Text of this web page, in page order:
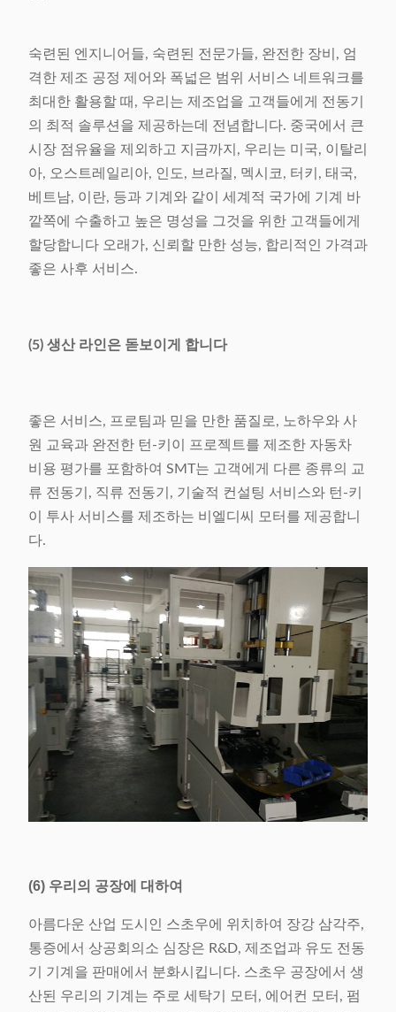
숙련된 엔지니어들, 숙련된 전문가들, 완전한 장비, 엄
격한 제조 공정 제어와 폭넓은 범위 서비스 네트워크를
최대한 활용할 때, 우리는 제조업을 고객들에게 전동기
의 최적 솔루션을 제공하는데 전념합니다. 중국에서 큰
시장 점유율을 제외하고 지금까지, 우리는 미국, 이탈리
아, 오스트레일리아, 인도, 브라질, 멕시코, 터키, 태국,
베트남, 이란, 등과 기계와 같이 세계적 국가에 기계 바
깥쪽에 수출하고 높은 명성을 그것을 위한 고객들에게
할당합니다 오래가, 신뢰할 만한 성능, 합리적인 가격과
좋은 사후 서비스.
(5) 생산 라인은 돋보이게 합니다
좋은 서비스, 프로팀과 믿을 만한 품질로, 노하우와 사
원 교육과 완전한 턴-키이 프로젝트를 제조한 자동차
비용 평가를 포함하여 SMT는 고객에게 다른 종류의 교
류 전동기, 직류 전동기, 기술적 컨설팅 서비스와 턴-키
이 투사 서비스를 제조하는 비엘디씨 모터를 제공합니
다.
(6) 우리의 공장에 대하여
아름다운 산업 도시인 스초우에 위치하여 장강 삼각주,
통증에서 상공회의소 심장은 R&D, 제조업과 유도 전동
기 기계을 판매에서 분화시킵니다. 스초우 공장에서 생
산된 우리의 기계는 주로 세탁기 모터, 에어컨 모터, 펌